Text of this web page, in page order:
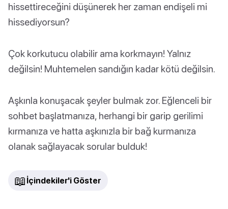
hissettireceğini düşünerek her zaman endişeli mi
hissediyorsun?
Çok korkutucu olabilir ama korkmayın! Yalnız
değilsin! Muhtemelen sandığın kadar kötü değilsin.
Aşkınla konuşacak şeyler bulmak zor. Eğlenceli bir
sohbet başlatmanıza, herhangi bir garip gerilimi
kırmanıza ve hatta aşkınızla bir bağ kurmanıza
olanak sağlayacak sorular bulduk!
📖 İçindekiler'i Göster